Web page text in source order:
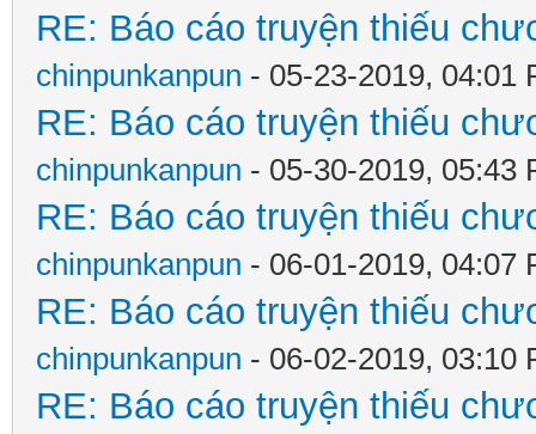
RE: Báo cáo truyện thiếu
chinpunkanpun - 05-23-2019, 04:01
RE: Báo cáo truyện thiếu
chinpunkanpun - 05-30-2019, 05:43
RE: Báo cáo truyện thiếu
chinpunkanpun - 06-01-2019, 04:07
RE: Báo cáo truyện thiếu
chinpunkanpun - 06-02-2019, 03:10
RE: Báo cáo truyện thiếu